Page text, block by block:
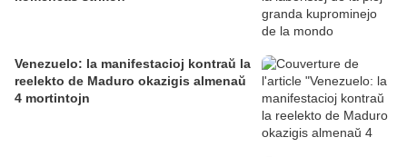
Venezuelo: la manifestacioj kontraŭ la
reelekto de Maduro okazigis almenaŭ
4 mortintojn